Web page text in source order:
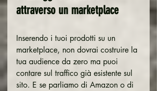
attraverso un marketplace
Inserendo i tuoi prodotti su un
marketplace, non dovrai costruire la
tua audience da zero ma puoi
contare sul traffico già esistente sul
sito. E se parliamo di Amazon o di